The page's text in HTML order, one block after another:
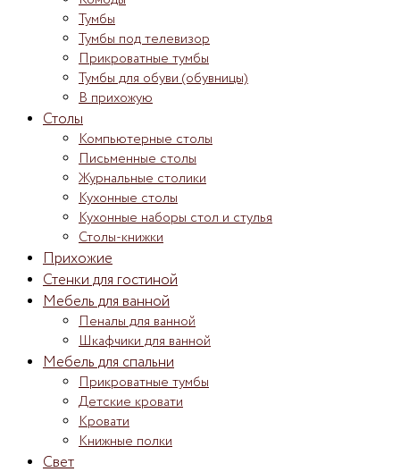
Тумбы
Тумбы под телевизор
Прикроватные тумбы
Тумбы для обуви (обувницы)
В прихожую
Столы
Компьютерные столы
Письменные столы
Журнальные столики
Кухонные столы
Кухонные наборы стол и стулья
Столы-книжки
Прихожие
Стенки для гостиной
Мебель для ванной
Пеналы для ванной
Шкафчики для ванной
Мебель для спальни
Прикроватные тумбы
Детские кровати
Кровати
Книжные полки
Свет